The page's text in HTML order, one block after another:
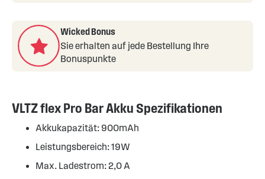
Wicked Bonus
Sie erhalten auf jede Bestellung Ihre
Bonuspunkte
VLTZ flex Pro Bar Akku Spezifikationen
Akkukapazität: 900mAh
Leistungsbereich: 19W
Max. Ladestrom: 2,0 A